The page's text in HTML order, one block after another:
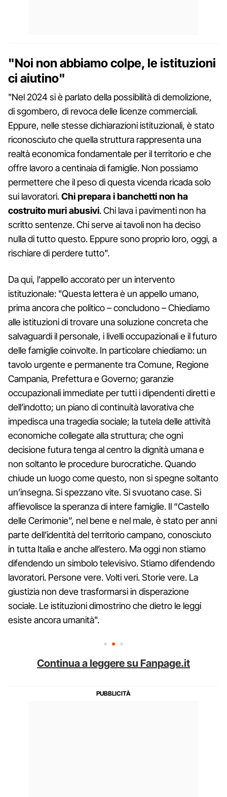
"Noi non abbiamo colpe, le istituzioni
ci aiutino"
"Nel 2024 si è parlato della possibilità di demolizione,
di sgombero, di revoca delle licenze commerciali.
Eppure, nelle stesse dichiarazioni istituzionali, è stato
riconosciuto che quella struttura rappresenta una
realtà economica fondamentale per il territorio e che
offre lavoro a centinaia di famiglie. Non possiamo
permettere che il peso di questa vicenda ricada solo
sui lavoratori.Chi prepara i banchetti non ha
costruito muri abusivi. Chi lava i pavimenti non ha
scritto sentenze. Chi serve ai tavoli non ha deciso
nulla di tutto questo. Eppure sono proprio loro, oggi, a
rischiare di perdere tutto".
Da qui, l'appello accorato per un intervento
istituzionale: "Questa lettera è un appello umano,
prima ancora che politico – concludono – Chiediamo
alle istituzioni di trovare una soluzione concreta che
salvaguardi il personale, i livelli occupazionali e il futuro
delle famiglie coinvolte. In particolare chiediamo: un
tavolo urgente e permanente tra Comune, Regione
Campania, Prefettura e Governo; garanzie
occupazionali immediate per tutti i dipendenti diretti e
dell’indotto; un piano di continuità lavorativa che
impedisca una tragedia sociale; la tutela delle attività
economiche collegate alla struttura; che ogni
decisione futura tenga al centro la dignità umana e
non soltanto le procedure burocratiche. Quando
chiude un luogo come questo, non si spegne soltanto
un’insegna. Si spezzano vite. Si svuotano case. Si
affievolisce la speranza di intere famiglie. Il “Castello
delle Cerimonie”, nel bene e nel male, è stato per anni
parte dell’identità del territorio campano, conosciuto
in tutta Italia e anche all’estero. Ma oggi non stiamo
difendendo un simbolo televisivo. Stiamo difendendo
lavoratori. Persone vere. Volti veri. Storie vere. La
giustizia non deve trasformarsi in disperazione
sociale. Le istituzioni dimostrino che dietro le leggi
esiste ancora umanità".
Continua a leggere su Fanpage.it